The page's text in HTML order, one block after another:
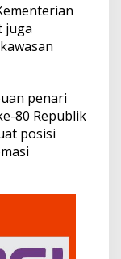
juga
penari
80 Republik
posisi